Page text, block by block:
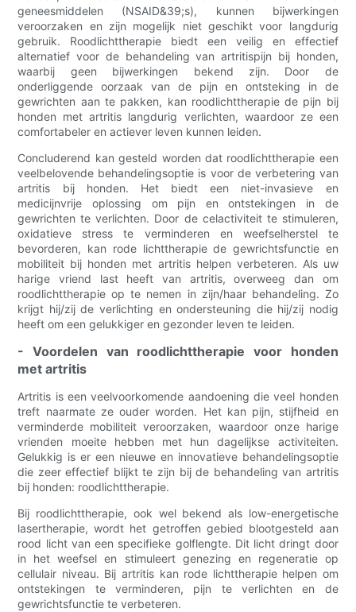
geneesmiddelen (NSAID&39;s), kunnen bijwerkingen
veroorzaken en zijn mogelijk niet geschikt voor langdurig
gebruik. Roodlichttherapie biedt een veilig en effectief
alternatief voor de behandeling van artritispijn bij honden,
waarbij geen bijwerkingen bekend zijn. Door de
onderliggende oorzaak van de pijn en ontsteking in de
gewrichten aan te pakken, kan roodlichttherapie de pijn bij
honden met artritis langdurig verlichten, waardoor ze een
comfortabeler en actiever leven kunnen leiden.
Concluderend kan gesteld worden dat roodlichttherapie een
veelbelovende behandelingsoptie is voor de verbetering van
artritis bij honden. Het biedt een niet-invasieve en
medicijnvrije oplossing om pijn en ontstekingen in de
gewrichten te verlichten. Door de celactiviteit te stimuleren,
oxidatieve stress te verminderen en weefselherstel te
bevorderen, kan rode lichttherapie de gewrichtsfunctie en
mobiliteit bij honden met artritis helpen verbeteren. Als uw
harige vriend last heeft van artritis, overweeg dan om
roodlichttherapie op te nemen in zijn/haar behandeling. Zo
krijgt hij/zij de verlichting en ondersteuning die hij/zij nodig
heeft om een ​​gelukkiger en gezonder leven te leiden.
- Voordelen van roodlichttherapie voor honden
met artritis
Artritis is een veelvoorkomende aandoening die veel honden
treft naarmate ze ouder worden. Het kan pijn, stijfheid en
verminderde mobiliteit veroorzaken, waardoor onze harige
vrienden moeite hebben met hun dagelijkse activiteiten.
Gelukkig is er een nieuwe en innovatieve behandelingsoptie
die zeer effectief blijkt te zijn bij de behandeling van artritis
bij honden: roodlichttherapie.
Bij roodlichttherapie, ook wel bekend als low-energetische
lasertherapie, wordt het getroffen gebied blootgesteld aan
rood licht van een specifieke golflengte. Dit licht dringt door
in het weefsel en stimuleert genezing en regeneratie op
cellulair niveau. Bij artritis kan rode lichttherapie helpen om
ontstekingen te verminderen, pijn te verlichten en de
gewrichtsfunctie te verbeteren.